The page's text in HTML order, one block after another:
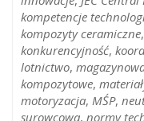
kompetencje
kompozyty ceramiczne,
konkurencyjność,
lotnictwo,
kompozytowe,
motoryzacja, MŚP,
surowcowa, normy